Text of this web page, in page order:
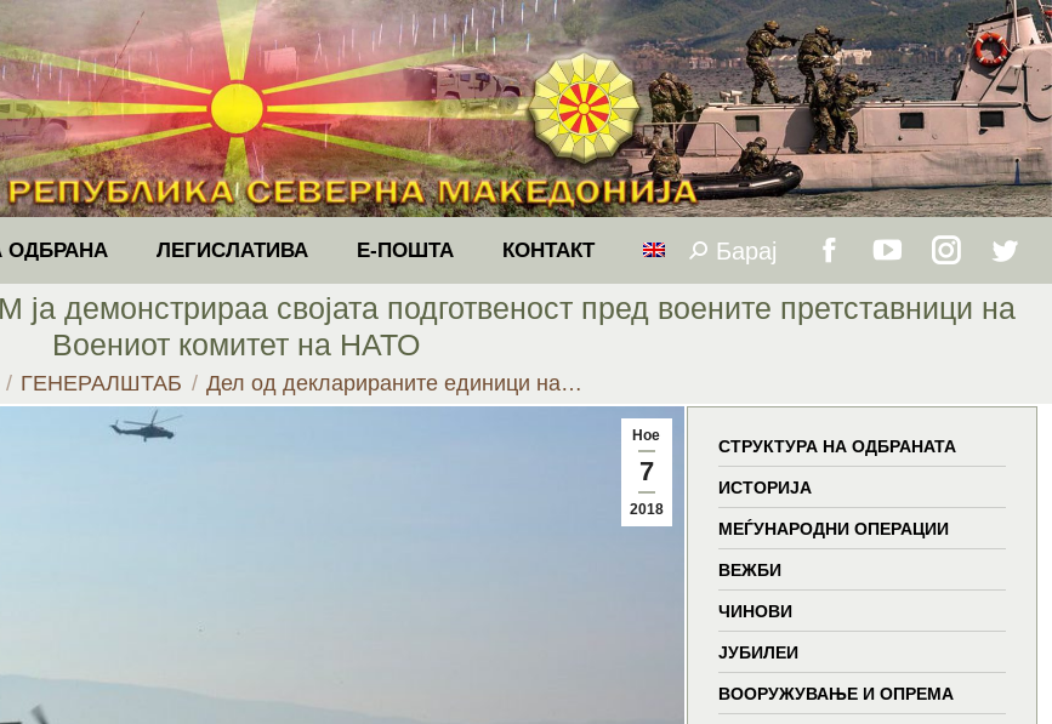
ОДБРАНА ЛЕГИСЛАТИВА Е-ПОШТА КОНТАКТ Search:
Барај
in
new
in
new
in
new new
демонстрираа својата подготвеност пред воените претставници на
Воениот комитет на НАТО
ГЕНЕРАЛШТАБ Дел од декларираните единици на…
Ное
7
2018
СТРУКТУРА НА ОДБРАНАТА
ИСТОРИЈА
МЕЃУНАРОДНИ ОПЕРАЦИИ
ВЕЖБИ
ЧИНОВИ
ЈУБИЛЕИ
ВООРУЖУВАЊЕ И ОПРЕМА